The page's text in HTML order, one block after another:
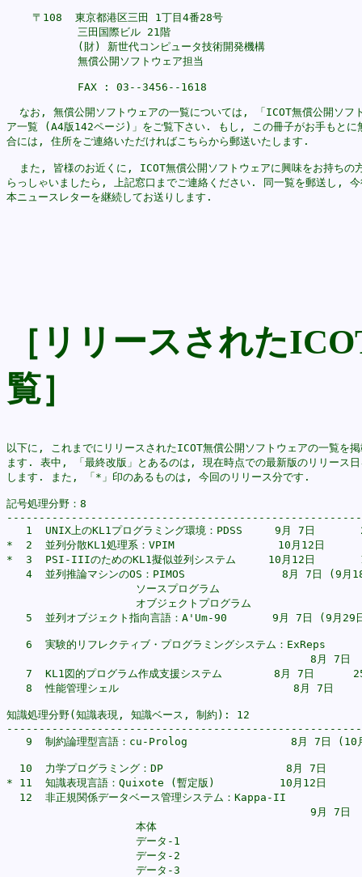
    〒108  東京都港区三田 1丁目4番28号
           三田国際ビル 21階
           (財) 新世代コンピュータ技術開発機構
           無償公開ソフトウェア担当
           FAX : 03--3456--1618
なお, 無償公開ソフトウェアの一覧については, 「ICOT無償公開ソフ
ア一覧 (A4版142ページ)」をご覧下さい. もし, この冊子がお手もとに
合には, 住所をご連絡いただければこちらから郵送いたします.
また, 皆様のお近くに, ICOT無償公開ソフトウェアに興味をお持ちの
らっしゃいましたら, 上記窓口までご連絡ください. 同一覧を郵送し,
本ニュースレターを継続してお送りします.
［リリースされた
覧］
以下に, これまでにリリースされたICOT無償公開ソフトウェアの一覧を
ます. 表中, 「最終改版」とあるのは, 現在時点での最新版のリリース日
します. また, 「*」印のあるものは, 今回のリリース分です.
記号処理分野：8
1  UNIX上のKL1プログラミング環境：PDSS     9月 7日
*  2  並列分散KL1処理系：VPIM                10月12日
*  3  PSI-IIIのためのKL1擬似並列システム     10月12日
4  並列推論マシンのOS：PIMOS               8月 7日
ソースプログラム
オブジェクトプログラム
5  並列オブジェクト指向言語：A'Um-90       9月 7日 (9月29
   6  実験的リフレクティブ・プログラミングシステム：ExReps
8月 7日
7  KL1図的プログラム作成支援システム        8月 7日
8  性能管理シェル                           8月 7日
知識処理分野(知識表現, 知識ベース, 制約): 12
9  制約論理型言語：cu-Prolog                8月 7日 (10
10  力学プログラミング：DP                   8月 7日
* 11  知識表現言語：Quixote (暫定版)          10月12日
  12  非正規関係データベース管理システム：Kappa-II
9月 7
本体
データ-1
データ-2
データ-3